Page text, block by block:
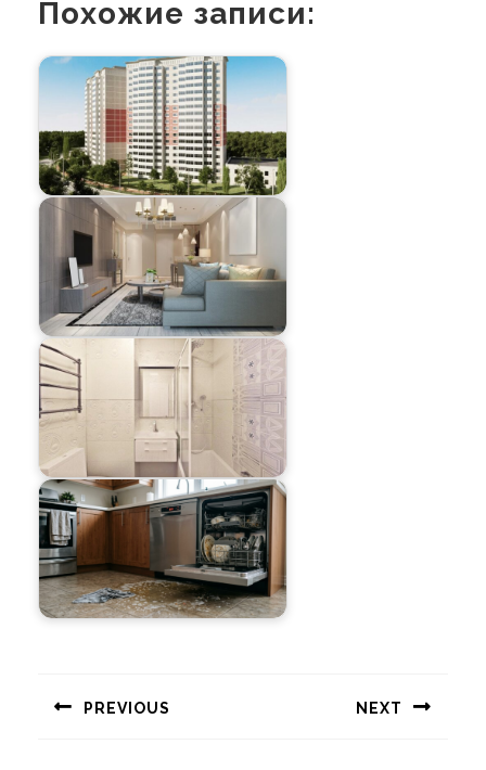
Похожие записи:
записям
PREVIOUS NEXT